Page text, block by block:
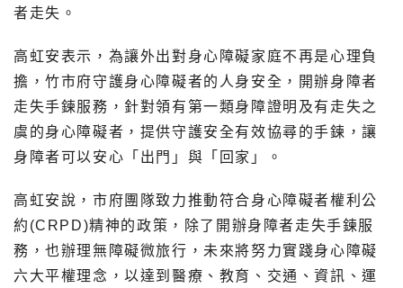
者走失。
高虹安表示，為讓外出對身心障礙家庭不再是心理負
擔，竹市府守護身心障礙者的人身安全，開辦身障者
走失手鍊服務，針對領有第一類身障證明及有走失之
虞的身心障礙者，提供守護安全有效協尋的手鍊，讓
身障者可以安心「出門」與「回家」。
高虹安說，市府團隊致力推動符合身心障礙者權利公
約(CRPD)精神的政策，除了開辦身障者走失手鍊服
務，也辦理無障礙微旅行，未來將努力實踐身心障礙
六大平權理念，以達到醫療、教育、交通、資訊、運